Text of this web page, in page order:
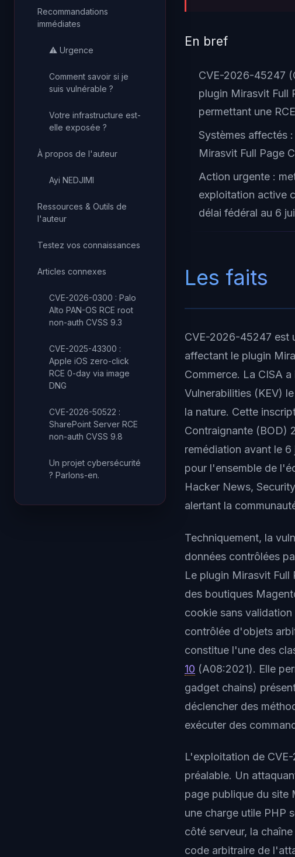
Recommandations
immédiates
⚠️ Urgence
Comment savoir si je
suis vulnérable ?
Votre infrastructure est-
elle exposée ?
À propos de l'auteur
Ayi NEDJIMI
Ressources & Outils de
l'auteur
Testez vos connaissances
Articles connexes
CVE-2026-0300 : Palo
Alto PAN-OS RCE root
non-auth CVSS 9.3
CVE-2025-43300 :
Apple iOS zero-click
RCE 0-day via image
DNG
CVE-2026-50522 :
SharePoint Server RCE
non-auth CVSS 9.8
Un projet cybersécurité
? Parlons-en.
En bref
CVE-2026-45247
plugin Mirasvit Full
permettant une
Systèmes affectés
Mirasvit Full Page
Action urgente :
exploitation active
délai fédéral au 6
Les faits
CVE-2026-45247 est
affectant le plugin
Commerce. La CISA
Vulnerabilities (KEV)
la nature. Cette
Contraignante (BOD)
remédiation avant le
pour l'ensemble de
Hacker News,
alertant la
Techniquement, la
données contrôlées
Le plugin Mirasvit Full
des boutiques
cookie sans validation
contrôlée d'objets
constitue l'une des
10 (A08:2021). Elle
gadget chains)
déclencher des
exécuter des
L'exploitation de
préalable. Un
page publique du site
une charge utile PHP
côté serveur, la
code arbitraire de